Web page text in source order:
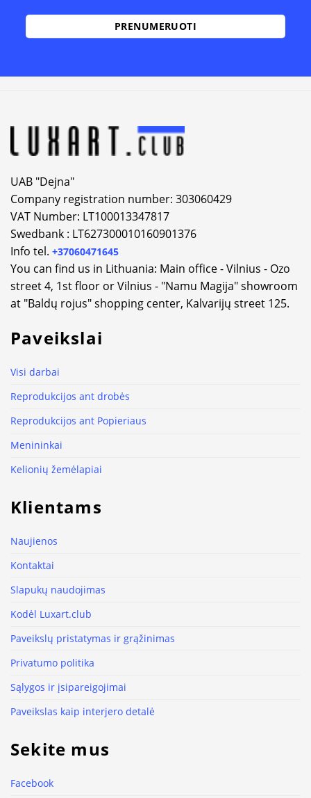
UAB "Dejna"
Company registration number: 303060429
VAT Number: LT100013347817
Swedbank : LT627300010160901376
Info tel. +37060471645
You can find us in Lithuania: Main office - Vilnius - Ozo
street 4, 1st floor or Vilnius - "Namu Magija" showroom
at "Baldų rojus" shopping center, Kalvarijų street 125.
Paveikslai
Visi darbai
Reprodukcijos ant drobės
Reprodukcijos ant Popieriaus
Menininkai
Kelionių žemėlapiai
Klientams
Naujienos
Kontaktai
Slapukų naudojimas
Kodėl Luxart.club
Paveikslų pristatymas ir grąžinimas
Privatumo politika
Sąlygos ir įsipareigojimai
Paveikslas kaip interjero detalė
Sekite mus
Facebook